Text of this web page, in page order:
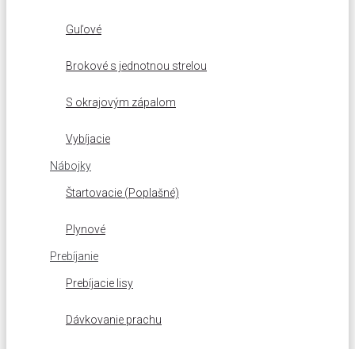
Guľové
Brokové s jednotnou strelou
S okrajovým zápalom
Vybíjacie
Nábojky
Štartovacie (Poplašné)
Plynové
Prebíjanie
Prebíjacie lisy
Dávkovanie prachu